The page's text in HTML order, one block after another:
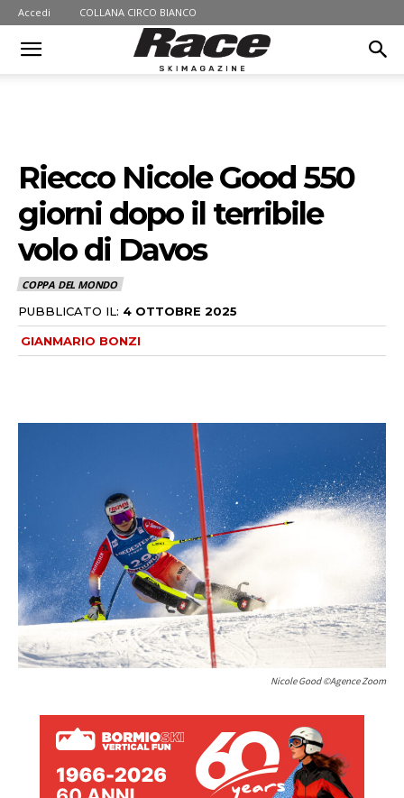
Accedi COLLANA CIRCO BIANCO
Riecco Nicole Good 550
giorni dopo il terribile
volo di Davos
COPPA DEL MONDO
PUBBLICATO IL: 4 OTTOBRE 2025
GIANMARIO BONZI
Nicole Good ©Agence Zoom